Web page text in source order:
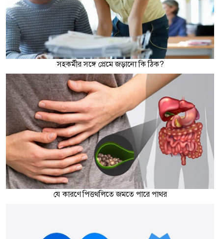
সহকর্মীর সঙ্গে প্রেমে জড়ানো কি ঠিক?
যে কারণে পিত্তথলিতে জমতে পারে পাথর